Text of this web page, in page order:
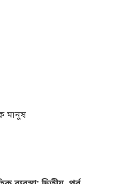
মানুষ